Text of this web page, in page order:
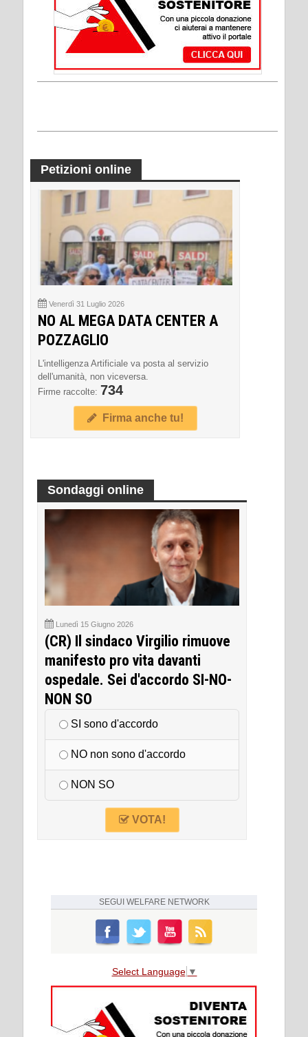
Petizioni online
Venerdì 31 Luglio 2026
NO AL MEGA DATA CENTER A
POZZAGLIO
L'intelligenza Artificiale va posta al servizio
dell'umanità, non viceversa.
Firme raccolte: 734
Firma anche tu!
Sondaggi online
Lunedì 15 Giugno 2026
(CR) Il sindaco Virgilio rimuove
manifesto pro vita davanti
ospedale. Sei d'accordo SI-NO-
NON SO
SI sono d'accordo
NO non sono d'accordo
NON SO
VOTA!
SEGUI WELFARE NETWORK
Select Language ▼